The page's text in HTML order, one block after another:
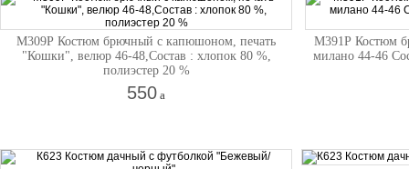
М309Р Костюм брючный с капюшоном, печать
"Кошки", велюр 46-48,Состав : хлопок 80 %,
полиэстер 20 %
550 a
М391Р Костюм
милано 44-46